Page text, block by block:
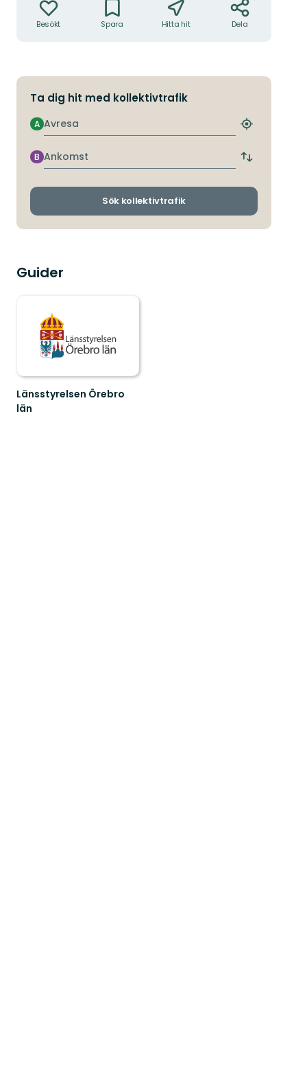
Besökt Spara Hitta hit Dela
Ta dig hit med kollektivtrafik
Avresa
A
Hitta
hållplats
Ankomst
B
Byt
och
Sök kollektivtrafik
Guider
Länsstyrelsen Örebro
län